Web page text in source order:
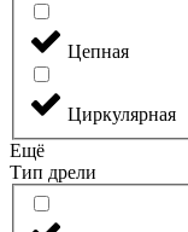
Цепная
Циркулярная
Ещё
Тип дрели